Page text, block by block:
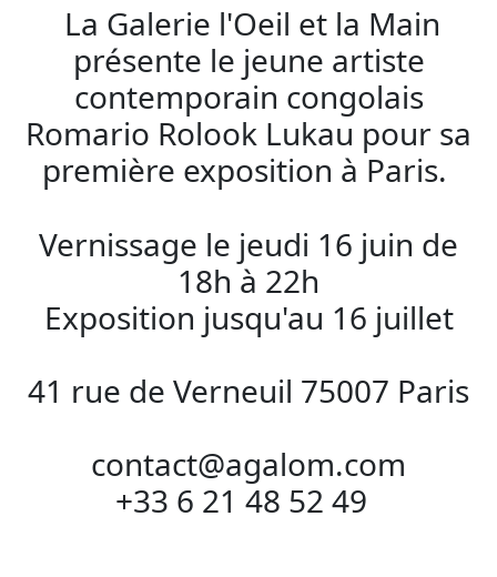
La Galerie l'Oeil et la Main
présente le jeune artiste
contemporain congolais
Romario Rolook Lukau pour sa
première exposition à Paris.
Vernissage le jeudi 16 juin de
18h à 22h
Exposition jusqu'au 16 juillet
41 rue de Verneuil 75007 Paris
contact@agalom.com
+33 6 21 48 52 49